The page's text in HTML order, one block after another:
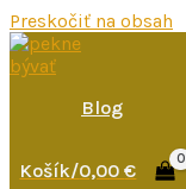
Preskočiť na obsah
Blog
Košík/0,00€